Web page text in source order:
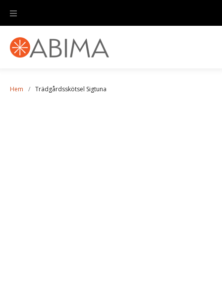
Hem / Trädgårdsskötsel Sigtuna